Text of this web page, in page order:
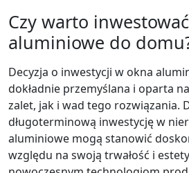
Czy warto
aluminiowe do
Decyzja o inwestycji w okna
dokładnie przemyślana i oparta
zalet, jak i wad tego rozwiązania.
długoterminową inwestycję w
aluminiowe mogą stanowić
względu na swoją trwałość i